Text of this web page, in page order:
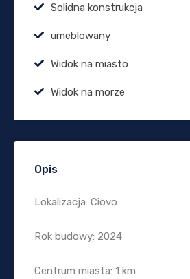
Solidna konstrukcja
umeblowany
Widok na miasto
Widok na morze
Opis
Lokalizacja: Ciovo
Rok budowy: 2024
Centrum miasta: 1 km